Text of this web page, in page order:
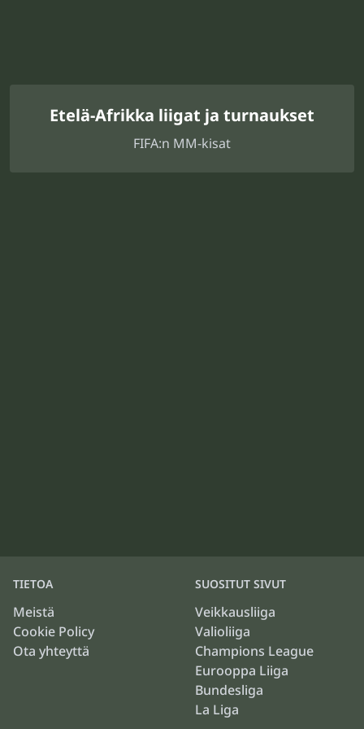
Etelä-Afrikka liigat ja turnaukset
FIFA:n MM-kisat
TIETOA
Meistä
Cookie Policy
Ota yhteyttä
SUOSITUT SIVUT
Veikkausliiga
Valioliiga
Champions League
Eurooppa Liiga
Bundesliga
La Liga